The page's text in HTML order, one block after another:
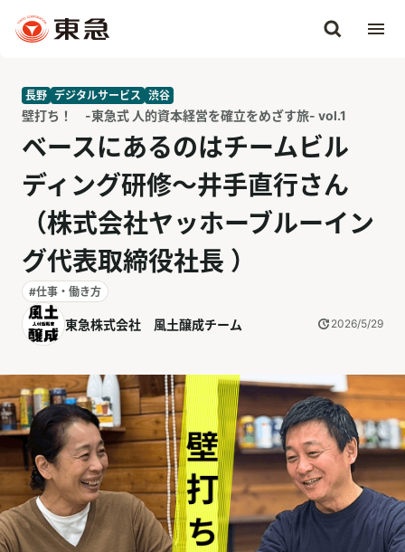
長野 デジタルサービス 渋谷
壁打ち！ -東急式 人的資本経営を確立をめざす旅- vol.1
ベースにあるのはチームビル
ディング研修～井手直行さん
（株式会社ヤッホーブルーイン
グ代表取締役社長 ）
#仕事・働き方
東急株式会社 風土醸成チーム 2026/5/29